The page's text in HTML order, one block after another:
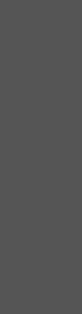
Taleplerinizi bize iletin en